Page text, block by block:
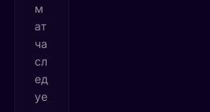
м
ат
ча
сл
ед
уе